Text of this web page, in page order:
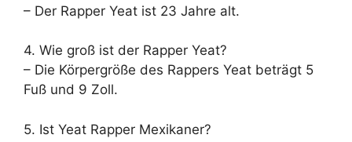
– Der Rapper Yeat ist 23 Jahre alt.
4. Wie groß ist der Rapper Yeat?
– Die Körpergröße des Rappers Yeat beträgt 5
Fuß und 9 Zoll.
5. Ist Yeat Rapper Mexikaner?